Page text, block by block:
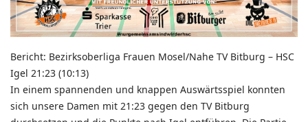
Bericht: Bezirksoberliga Frauen Mosel/Nahe TV Bitburg – HSC
Igel 21:23 (10:13)
In einem spannenden und knappen Auswärtsspiel konnten
sich unsere Damen mit 21:23 gegen den TV Bitburg